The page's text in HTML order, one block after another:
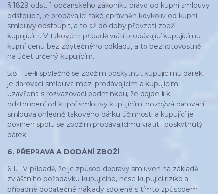
§ 1829 odst. 1 občanského zákoníku právo od kupní smlouvy
odstoupit, je prodávající také oprávněn kdykoliv od kupní
smlouvy odstoupit, a to až do doby převzetí zboží
kupujícím. V takovém případě vrátí prodávající kupujícímu
kupní cenu bez zbytečného odkladu, a to bezhotovostně
na účet určený kupujícím.
5.8. Je-li společně se zbožím poskytnut kupujícímu dárek,
je darovací smlouva mezi prodávajícím a kupujícím
uzavřena s rozvazovací podmínkou, že dojde-li k
odstoupení od kupní smlouvy kupujícím, pozbývá darovací
smlouva ohledně takového dárku účinnosti a kupující je
povinen spolu se zbožím prodávajícímu vrátit i poskytnutý
dárek.
6. PŘEPRAVA A DODÁNÍ ZBOŽÍ
6.1. V případě, že je způsob dopravy smluven na základě
zvláštního požadavku kupujícího, nese kupující riziko a
případné dodatečné náklady spojené s tímto způsobem